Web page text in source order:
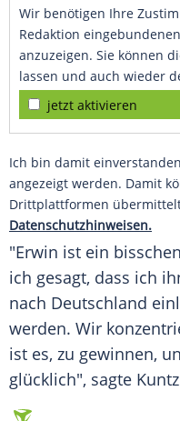
Wir benötigen Ihre
Redaktion
anzuzeigen. Sie können
lassen und auch wieder
jetzt aktivieren
Ich bin damit
angezeigt werden. Damit
Drittplattformen
Datenschutzhinweisen.
"Erwin ist ein
ich gesagt, dass ich
nach Deutschland
werden. Wir
ist es, zu gewinnen,
glücklich", sagte Kuntz